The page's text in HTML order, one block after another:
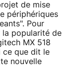
de mise
périphériques
Pour
la popularité de
MX 518
ce que dit le
nouvelle